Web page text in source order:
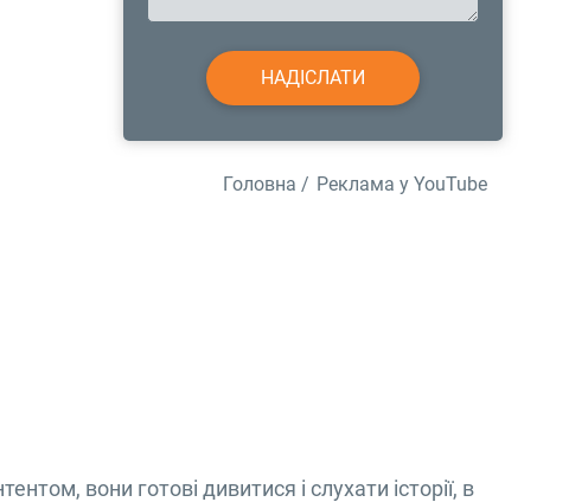
Головна / Реклама у YouTube
вони готові дивитися і слухати історії, в